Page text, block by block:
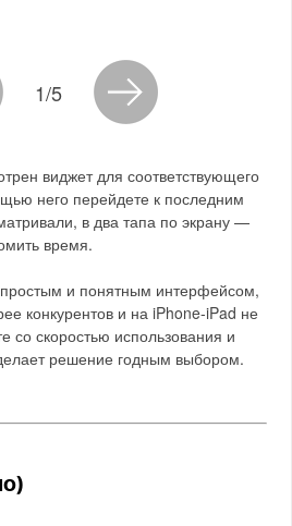
1/5
виджет для соответствующего
него перейдете к последним
в два тапа по экрану —
время.
и понятным интерфейсом,
конкурентов и на iPhone-iPad не
со скоростью использования и
решение годным выбором.